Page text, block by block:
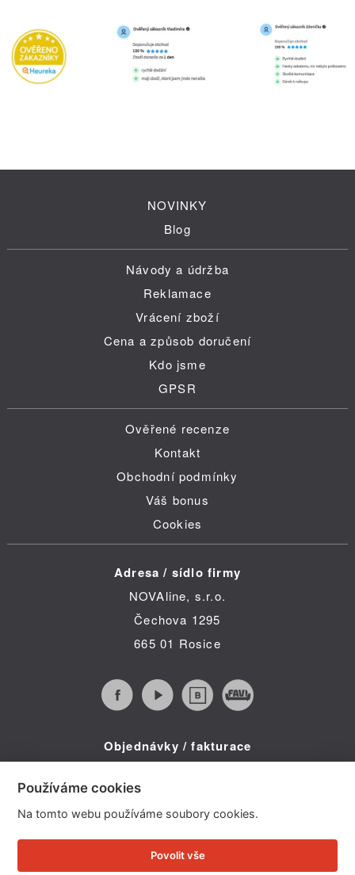
NOVINKY
Blog
Návody a údržba
Reklamace
Vrácení zboží
Cena a způsob doručení
Kdo jsme
GPSR
Ověřené recenze
Kontakt
Obchodní podmínky
Váš bonus
Cookies
Adresa / sídlo firmy
NOVAline, s.r.o.
Čechova 1295
665 01 Rosice
Objednávky / fakturace
Telefon: +420 734 322 587
E-mail: info@novaline.cz
Používáme cookies
Na tomto webu používáme soubory cookies.
Povolit vše